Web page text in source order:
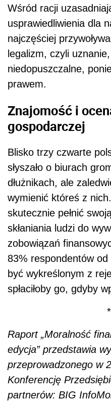
Wśród racji
usprawiedliwienia dla
najczęściej
legalizm, czyli
niedopuszczalne,
prawem.
Znajomość i
gospodarczej
Blisko trzy czwarte
słyszało o biurach
dłużnikach, ale
wymienić któreś z
skutecznie pełnić
skłaniania ludzi do
zobowiązań
83% respondentów od
być wykreślonym z
spłaciłoby go, gdyby
Raport „Moralność
edycja” przedstawia
przeprowadzonego w
Konferencję
partnerów: BIG